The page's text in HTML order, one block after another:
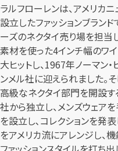
ラルフローレンは、アメリカ
設立したファッションブランド
ーズのネクタイ売り場を担当
素材を使った4インチ幅のワ
大ヒットし、1967年ノーマン
ンメル社に迎えられました。
高級なネクタイ部門を開設す
社から独立し、メンズウェア
を設立し､コレクションを発
をアメリカ流にアレンジし、